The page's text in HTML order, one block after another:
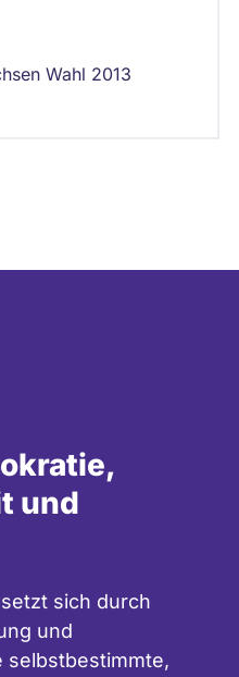
Wahl 2013
und
sich durch
und
selbstbestimmte,